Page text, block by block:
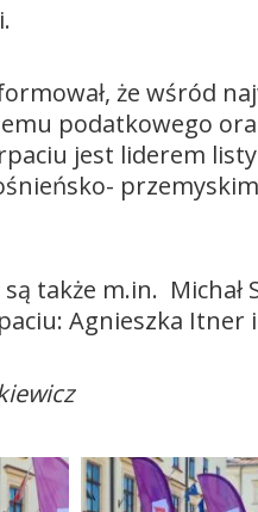
że wśród
podatkowego
jest liderem
przemyskim
także m.in.
Agnieszka Itner